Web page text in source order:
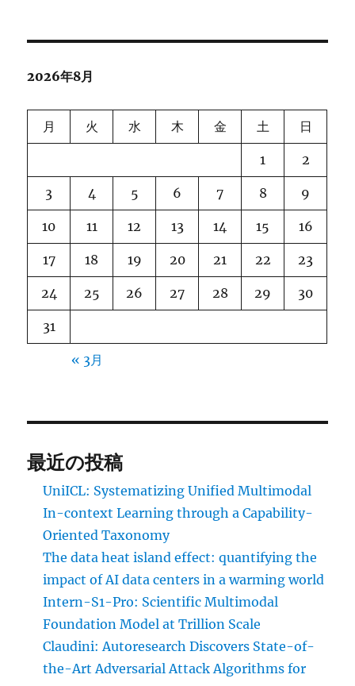
2026年8月
月 火 水 木 金 土 日
1 2
3 4 5 6 7 8 9
10 11 12 13 14 15 16
17 18 19 20 21 22 23
24 25 26 27 28 29 30
31
« 3月
最近の投稿
UniICL: Systematizing Unified Multimodal
In-context Learning through a Capability-
Oriented Taxonomy
The data heat island effect: quantifying the
impact of AI data centers in a warming world
Intern-S1-Pro: Scientific Multimodal
Foundation Model at Trillion Scale
Claudini: Autoresearch Discovers State-of-
the-Art Adversarial Attack Algorithms for